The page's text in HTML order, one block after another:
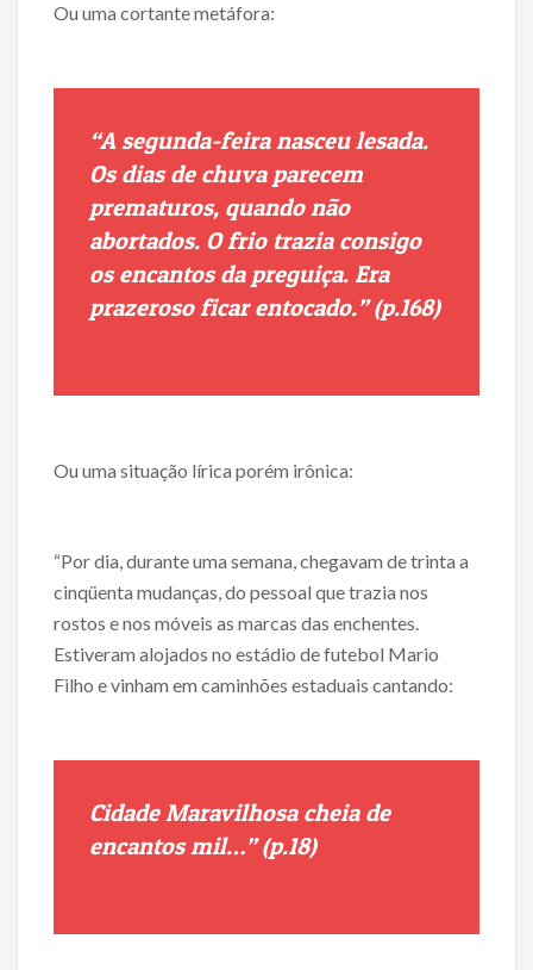
Ou uma cortante metáfora:
“A segunda-feira nasceu lesada.
Os dias de chuva parecem
prematuros, quando não
abortados. O frio trazia consigo
os encantos da preguiça. Era
prazeroso ficar entocado.” (p.168)
Ou uma situação lírica porém irônica:
“Por dia, durante uma semana, chegavam de trinta a
cinqüenta mudanças, do pessoal que trazia nos
rostos e nos móveis as marcas das enchentes.
Estiveram alojados no estádio de futebol Mario
Filho e vinham em caminhões estaduais cantando:
Cidade Maravilhosa cheia de
encantos mil…” (p.18)